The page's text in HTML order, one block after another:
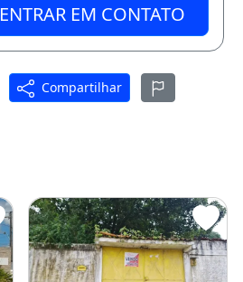
ENTRAR EM CONTATO
Compartilhar